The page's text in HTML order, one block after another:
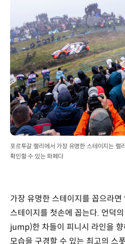
포르투갈 랠리에서 가장 유명한 스테이지는 랠
확인할 수 있는 파페다
가장 유명한 스테이지를 꼽으라
스테이지를 첫손에 꼽는다. 언덕
jump)한 차들이 피니시 라인을
모습을 구경할 수 있는 최고의 스